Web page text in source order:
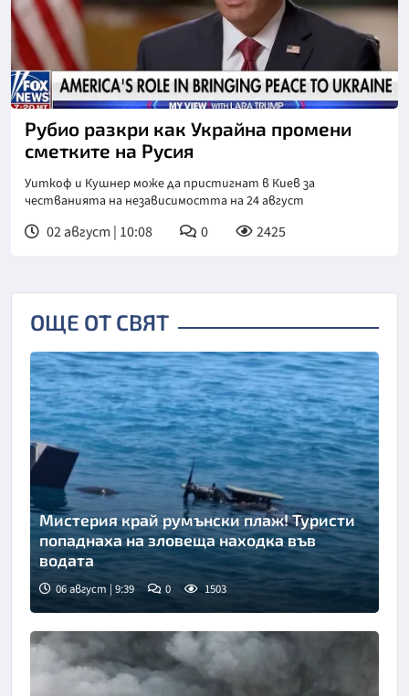
Рубио разкри как Украйна промени
сметките на Русия
Уиткоф и Кушнер може да пристигнат в Киев за
честванията на независимостта на 24 август
02 август | 10:08 0 2425
ОЩЕ ОТ СВЯТ
Мистерия край румънски плаж! Туристи
попаднаха на зловеща находка във
водата
06 август | 9:39 0 1503